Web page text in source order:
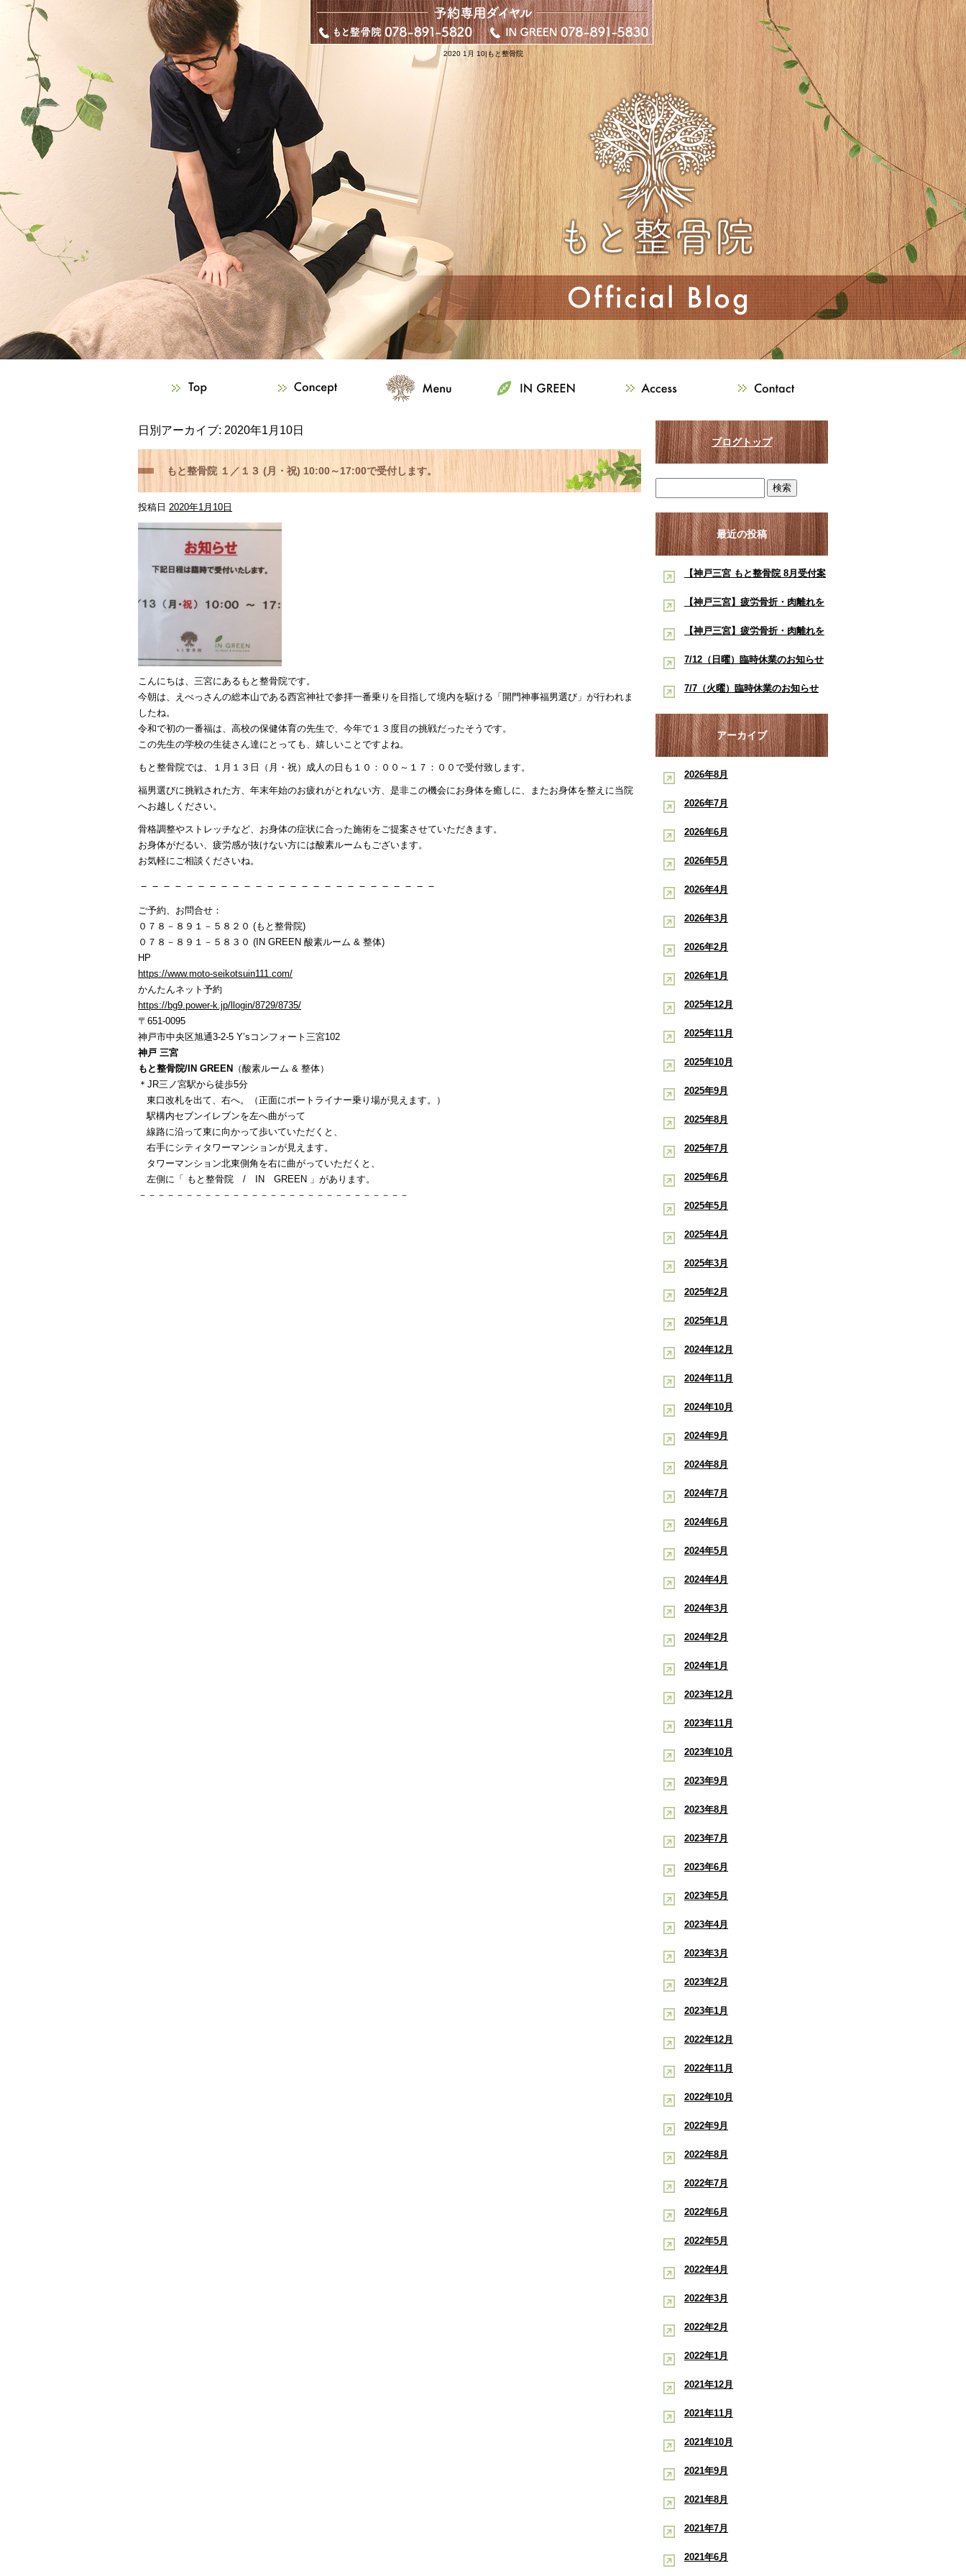
2020 1月 10|もと整骨院
日別アーカイブ: 2020年1月10日
もと整骨院 １／１３ (月・祝) 10:00～17:00で受付します。
投稿日 2020年1月10日
こんにちは、三宮にあるもと整骨院です。
今朝は、えべっさんの総本山である西宮神社で参拝一番乗りを目指して境内を駆ける「開門神事福男選び」が行われま
したね。
令和で初の一番福は、高校の保健体育の先生で、今年で１３度目の挑戦だったそうです。
この先生の学校の生徒さん達にとっても、嬉しいことですよね。
もと整骨院では、１月１３日（月・祝）成人の日も１０：００～１７：００で受付致します。
福男選びに挑戦された方、年末年始のお疲れがとれない方、是非この機会にお身体を癒しに、またお身体を整えに当院
へお越しください。
骨格調整やストレッチなど、お身体の症状に合った施術をご提案させていただきます。
お身体がだるい、疲労感が抜けない方には酸素ルームもございます。
お気軽にご相談くださいね。
－－－－－－－－－－－－－－－－－－－－－－－－－－
ご予約、お問合せ：
０７８－８９１－５８２０ (もと整骨院)
０７８－８９１－５８３０ (IN GREEN 酸素ルーム & 整体)
HP
https://www.moto-seikotsuin111.com/
かんたんネット予約
https://bg9.power-k.jp/llogin/8729/8735/
〒651-0095
神戸市中央区旭通3-2-5 Y’sコンフォート三宮102
神戸 三宮
もと整骨院/IN GREEN
（酸素ルーム & 整体）
＊JR三ノ宮駅から徒歩5分
東口改札を出て、右へ。（正面にポートライナー乗り場が見えます。）
駅構内セブンイレブンを左へ曲がって
線路に沿って東に向かって歩いていただくと、
右手にシティタワーマンションが見えます。
タワーマンション北東側角を右に曲がっていただくと、
左側に「 もと整骨院 / IN GREEN 」があります。
－－－－－－－－－－－－－－－－－－－－－－－－－－－－－
ブログトップ
最近の投稿
【神戸三宮 もと整骨院 8月受付案
内】8月は熱中症・交通事故・ス
ポート
【神戸三宮】疲労骨折・肉離れを
早く治したい学生アスリートへ｜
骨院
【神戸三宮】疲労骨折・肉離れを
早く治したい学生アスリートへ｜
骨院
7/12（日曜）臨時休業のお知らせ
【神戸市三宮 もと整骨院】
7/7（火曜）臨時休業のお知らせ
アーカイブ
2026年8月
2026年7月
2026年6月
2026年5月
2026年4月
2026年3月
2026年2月
2026年1月
2025年12月
2025年11月
2025年10月
2025年9月
2025年8月
2025年7月
2025年6月
2025年5月
2025年4月
2025年3月
2025年2月
2025年1月
2024年12月
2024年11月
2024年10月
2024年9月
2024年8月
2024年7月
2024年6月
2024年5月
2024年4月
2024年3月
2024年2月
2024年1月
2023年12月
2023年11月
2023年10月
2023年9月
2023年8月
2023年7月
2023年6月
2023年5月
2023年4月
2023年3月
2023年2月
2023年1月
2022年12月
2022年11月
2022年10月
2022年9月
2022年8月
2022年7月
2022年6月
2022年5月
2022年4月
2022年3月
2022年2月
2022年1月
2021年12月
2021年11月
2021年10月
2021年9月
2021年8月
2021年7月
2021年6月